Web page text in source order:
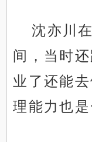
沈亦川
间，当时
业了还能
理能力也是